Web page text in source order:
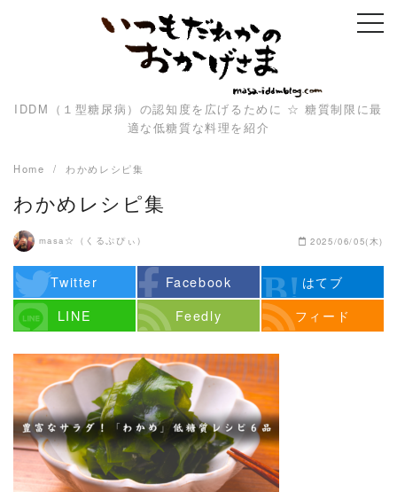
IDDM（１型糖尿病）の認知度を広げるために ☆ 糖質制限に最
適な低糖質な料理を紹介
Home わかめレシピ集
わかめレシピ集
masa☆（くるぷぴぃ） 2025/06/05(木)
Twitter Facebook
はてブ
LINE
Feedly フィード